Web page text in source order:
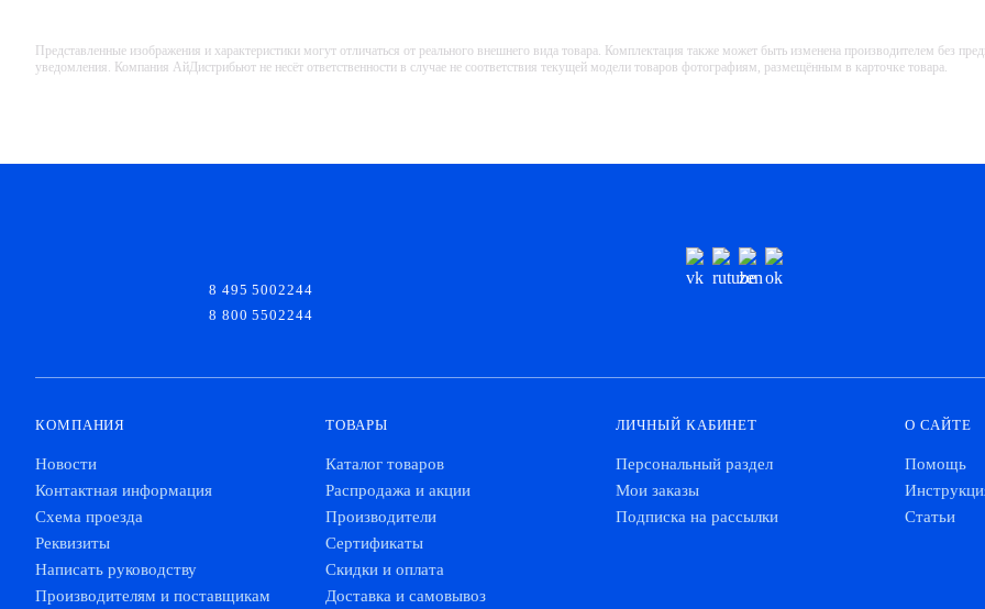
Представленные изображения и характеристики могут отличаться от реального внешнего вида товара. Комплектация также может быть изменена производителем без
уведомления. Компания АйДистрибьют не несёт ответственности в случае не соответствия текущей модели товаров фотографиям, размещённым в карточке товара.
8 495 5002244
8 800 5502244
КОМПАНИЯ
Новости
Контактная информация
Схема проезда
Реквизиты
Написать руководству
Производителям и поставщикам
ТОВАРЫ
Каталог товаров
Распродажа и акции
Производители
Сертификаты
Скидки и оплата
Доставка и самовывоз
ЛИЧНЫЙ КАБИНЕТ
Персональный раздел
Мои заказы
Подписка на рассылки
О САЙТЕ
Помощь
Статьи